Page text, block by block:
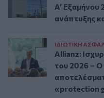
A’ Εξαμήνου
ανάπτυξης
ΙΔΙΩΤΙΚΗ
Allianz:
του 2026 –
«protection